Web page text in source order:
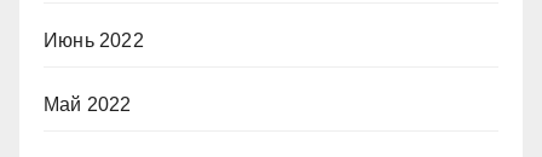
Июнь 2022
Май 2022